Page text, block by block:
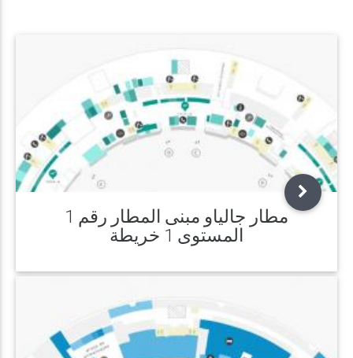
مطار جالياو مبنى المطار رقم 1
المستوى 1 خريطة